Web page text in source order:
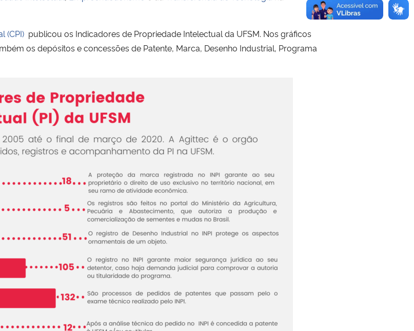
(CPI) publicou os Indicadores de Propriedade Intelectual da UFSM. Nos gráficos
os depósitos e concessões de Patente, Marca, Desenho Industrial, Programa